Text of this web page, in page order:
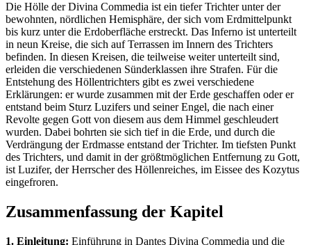
Die Hölle der Divina Commedia ist ein tiefer Trichter unter der
bewohnten, nördlichen Hemisphäre, der sich vom Erdmittelpunkt
bis kurz unter die Erdoberfläche erstreckt. Das Inferno ist unterteilt
in neun Kreise, die sich auf Terrassen im Innern des Trichters
befinden. In diesen Kreisen, die teilweise weiter unterteilt sind,
erleiden die verschiedenen Sünderklassen ihre Strafen. Für die
Entstehung des Höllentrichters gibt es zwei verschiedene
Erklärungen: er wurde zusammen mit der Erde geschaffen oder er
entstand beim Sturz Luzifers und seiner Engel, die nach einer
Revolte gegen Gott von diesem aus dem Himmel geschleudert
wurden. Dabei bohrten sie sich tief in die Erde, und durch die
Verdrängung der Erdmasse entstand der Trichter. Im tiefsten Punkt
des Trichters, und damit in der größtmöglichen Entfernung zu Gott,
ist Luzifer, der Herrscher des Höllenreiches, im Eissee des Kozytus
eingefroren.
Zusammenfassung der Kapitel
1. Einleitung: Einführung in Dantes Divina Commedia und die